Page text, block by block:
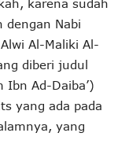
karena sudah
dengan Nabi
Al-Maliki Al-
diberi judul
Ibn Ad-Daiba’)
yang ada pada
yang